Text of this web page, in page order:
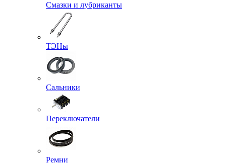
Смазки и лубриканты
ТЭНы
Сальники
Переключатели
Ремни